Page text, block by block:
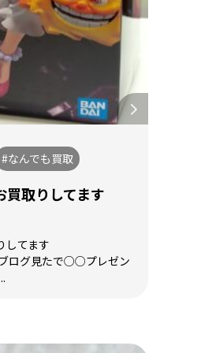
#なんでも買取
取りしてます
てます
ログ見たで○○プレゼン